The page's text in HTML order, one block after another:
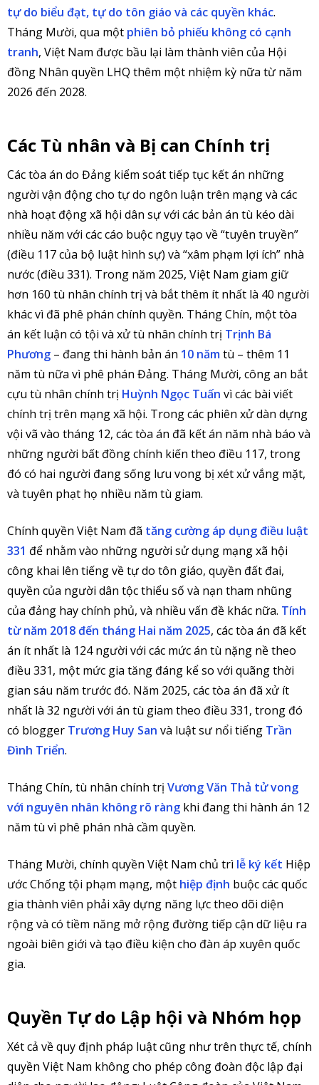
tự do biểu đạt, tự do tôn giáo và các quyền khác.
Tháng Mười, qua một phiên bỏ phiếu không có cạnh
tranh, Việt Nam được bầu lại làm thành viên của Hội
đồng Nhân quyền LHQ thêm một nhiệm kỳ nữa từ năm
2026 đến 2028.
Các Tù nhân và Bị can Chính trị
Các tòa án do Đảng kiểm soát tiếp tục kết án những
người vận động cho tự do ngôn luận trên mạng và các
nhà hoạt động xã hội dân sự với các bản án tù kéo dài
nhiều năm với các cáo buộc ngụy tạo về “tuyên truyền”
(điều 117 của bộ luật hình sự) và “xâm phạm lợi ích” nhà
nước (điều 331). Trong năm 2025, Việt Nam giam giữ
hơn 160 tù nhân chính trị và bắt thêm ít nhất là 40 người
khác vì đã phê phán chính quyền. Tháng Chín, một tòa
án kết luận có tội và xử tù nhân chính trị Trịnh Bá
Phương – đang thi hành bản án 10 nămtù – thêm 11
năm tù nữa vì phê phán Đảng. Tháng Mười, công an bắt
cựu tù nhân chính trị Huỳnh Ngọc Tuấn vì các bài viết
chính trị trên mạng xã hội. Trong các phiên xử dàn dựng
vội vã vào tháng 12, các tòa án đã kết án năm nhà báo và
những người bất đồng chính kiến theo điều 117, trong
đó có hai người đang sống lưu vong bị xét xử vắng mặt,
và tuyên phạt họ nhiều năm tù giam.
Chính quyền Việt Nam đã tăng cường áp dụng điều luật
331 để nhằm vào những người sử dụng mạng xã hội
công khai lên tiếng về tự do tôn giáo, quyền đất đai,
quyền của người dân tộc thiểu số và nạn tham nhũng
của đảng hay chính phủ, và nhiều vấn đề khác nữa. Tính
từ năm 2018 đến tháng Hai năm 2025, các tòa án đã kết
án ít nhất là 124 người với các mức án tù nặng nề theo
điều 331, một mức gia tăng đáng kể so với quãng thời
gian sáu năm trước đó. Năm 2025, các tòa án đã xử ít
nhất là 32 người với án tù giam theo điều 331, trong đó
có blogger Trương Huy San và luật sư nổi tiếng Trần
Đình Triển.
Tháng Chín, tù nhân chính trị Vương Văn Thả tử vong
với nguyên nhân không rõ ràng khi đang thi hành án 12
năm tù vì phê phán nhà cầm quyền.
Tháng Mười, chính quyền Việt Nam chủ trì lễ ký kết Hiệp
ước Chống tội phạm mạng, một hiệp định buộc các quốc
gia thành viên phải xây dựng năng lực theo dõi diện
rộng và có tiềm năng mở rộng đường tiếp cận dữ liệu ra
ngoài biên giới và tạo điều kiện cho đàn áp xuyên quốc
gia.
Quyền Tự do Lập hội và Nhóm họp
Xét cả về quy định pháp luật cũng như trên thực tế, chính
quyền Việt Nam không cho phép công đoàn độc lập đại